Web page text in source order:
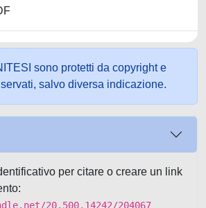
sono protetti da copyright e
salvo diversa indicazione.
per citare o creare un link
20.500.14242/204067